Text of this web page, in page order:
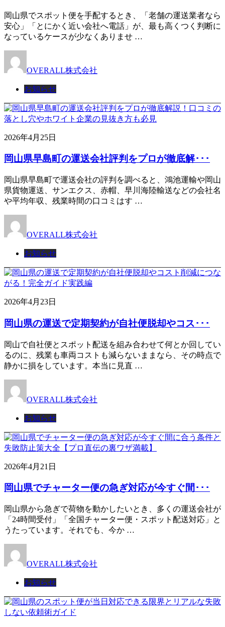
岡山県でスポット便を手配するとき、「老舗の運送業者なら
安心」「とにかく近い会社へ電話」が、最も高くつく判断に
なっているケースが少なくありませ …
OVERALL株式会社
お知らせ
2026年4月25日
岡山県早島町の運送会社評判をプロが徹底解･･･
岡山県早島町で運送会社の評判を調べると、鴻池運輸や岡山
県貨物運送、サンエクス、赤帽、早川海陸輸送などの会社名
や平均年収、残業時間の口コミはす …
OVERALL株式会社
お知らせ
2026年4月23日
岡山県の運送で定期契約が自社便脱却やコス･･･
岡山で自社便とスポット配送を組み合わせて何とか回してい
るのに、残業も車両コストも減らないままなら、その時点で
静かに損をしています。本当に見直 …
OVERALL株式会社
お知らせ
2026年4月21日
岡山県でチャーター便の急ぎ対応が今すぐ間･･･
岡山県から急ぎで荷物を動かしたいとき、多くの運送会社が
「24時間受付」「全国チャーター便・スポット配送対応」と
うたっています。それでも、今か …
OVERALL株式会社
お知らせ